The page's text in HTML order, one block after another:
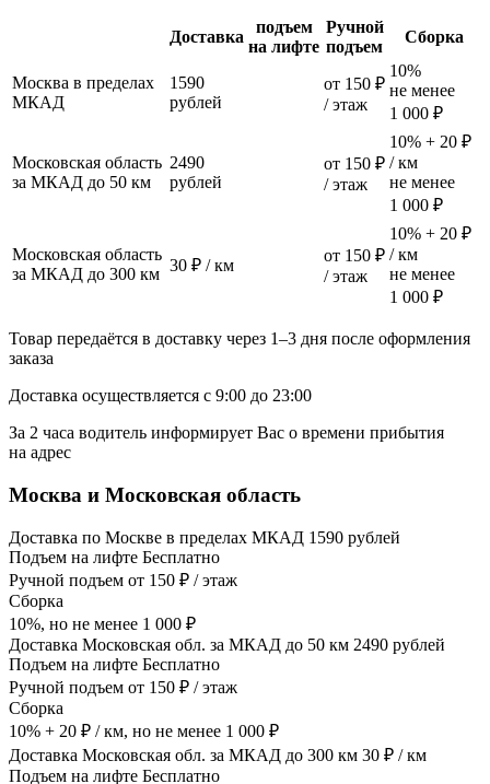
Доставка
подъем
на лифте
Ручной
подъем
Сборка
Москва в пределах
МКАД
1590
рублей
от 150 ₽
/ этаж
10%
не менее
1 000 ₽
Московская область
за МКАД до 50 км
2490
рублей
от 150 ₽
/ этаж
10% + 20 ₽
/ км
не менее
1 000 ₽
Московская область
за МКАД до 300 км 30 ₽ / км
от 150 ₽
/ этаж
10% + 20 ₽
/ км
не менее
1 000 ₽
Товар передаётся в доставку через 1–3 дня после оформления
заказа
Доставка осуществляется с 9:00 до 23:00
За 2 часа водитель информирует Вас о времени прибытия
на адрес
Москва и Московская область
Доставка по Москве в пределах МКАД 1590 рублей
Подъем на лифте Бесплатно
Ручной подъем от 150 ₽ / этаж
Сборка
10%, но не менее 1 000 ₽
Доставка Московская обл. за МКАД до 50 км 2490 рублей
Подъем на лифте Бесплатно
Ручной подъем от 150 ₽ / этаж
Сборка
10% + 20 ₽ / км, но не менее 1 000 ₽
Доставка Московская обл. за МКАД до 300 км 30 ₽ / км
Подъем на лифте Бесплатно